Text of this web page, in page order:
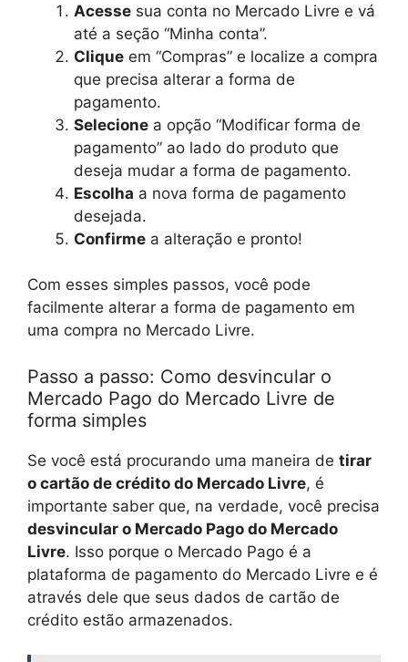
Acesse sua conta no Mercado Livre e vá
até a seção “Minha conta”.
Clique em “Compras” e localize a compra
que precisa alterar a forma de
pagamento.
Selecione a opção “Modificar forma de
pagamento” ao lado do produto que
deseja mudar a forma de pagamento.
Escolha a nova forma de pagamento
desejada.
Confirme a alteração e pronto!
Com esses simples passos, você pode
facilmente alterar a forma de pagamento em
uma compra no Mercado Livre.
Passo a passo: Como desvincular o
Mercado Pago do Mercado Livre de
forma simples
Se você está procurando uma maneira de tirar
o cartão de crédito do Mercado Livre, é
importante saber que, na verdade, você precisa
desvincular o Mercado Pago do Mercado
Livre. Isso porque o Mercado Pago é a
plataforma de pagamento do Mercado Livre e é
através dele que seus dados de cartão de
crédito estão armazenados.